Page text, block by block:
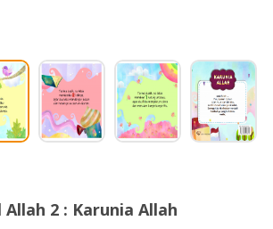
2 : Karunia Allah